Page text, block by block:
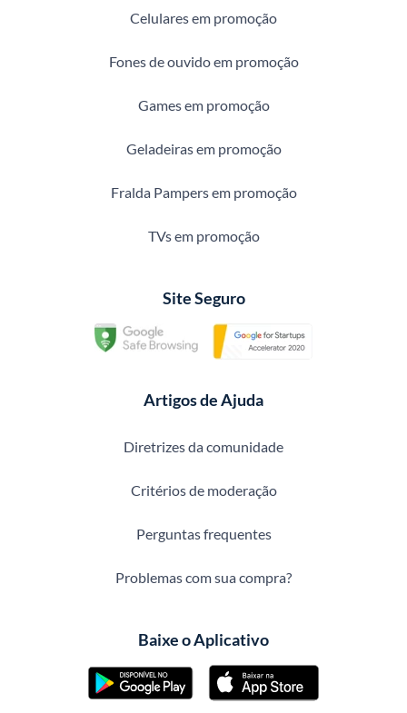
Celulares em promoção
Fones de ouvido em promoção
Games em promoção
Geladeiras em promoção
Fralda Pampers em promoção
TVs em promoção
Site Seguro
Artigos de Ajuda
Diretrizes da comunidade
Critérios de moderação
Perguntas frequentes
Problemas com sua compra?
Baixe o Aplicativo